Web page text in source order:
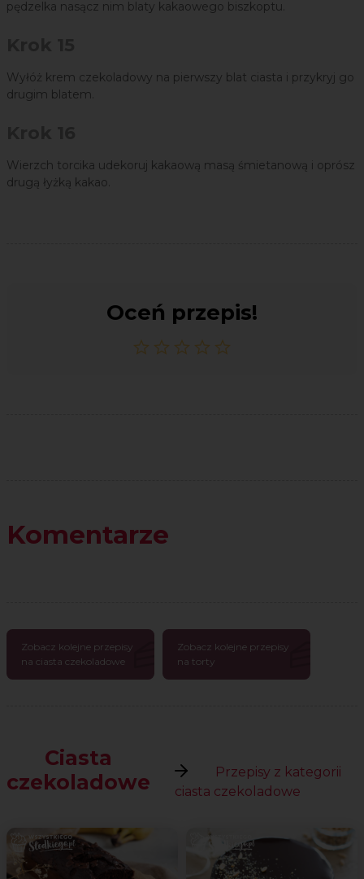
pędzelka nasącz nim blaty kakaowego biszkoptu.
Wyłóż krem czekoladowy na pierwszy blat ciasta i przykryj go
drugim blatem.
Wierzch torcika udekoruj kakaową masą śmietanową i oprósz
drugą łyżką kakao.
Oceń przepis!
Komentarze
Zobacz kolejne przepisy
na ciasta czekoladowe
Zobacz kolejne przepisy
na torty
Ciasta
czekoladowe
Przepisy z kategorii
ciasta czekoladowe